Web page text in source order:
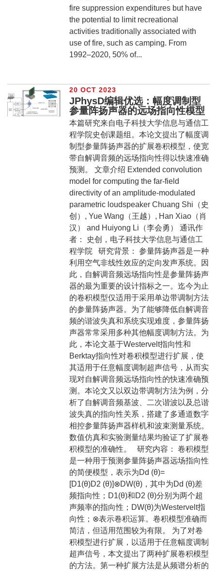
fire suppression expenditures but have
the potential to limit recreational
activities traditionally associated with
use of fire, such as camping. From
1992–2020, 50% of...
20 OCT 2023
JPhysD编辑优选：幅度调制型
参量阵扬声器的远场指向性模型
本篇研究来自电子科技大学信息与通信工
程学院史创课题组。本论文提出了幅度调
制型参量阵扬声器的扩展卷积模型，使宽
带自解调音频的远场指向性得以快速准确
预测。 文章介绍 Extended convolution
model for computing the far-field
directivity of an amplitude-modulated
parametric loudspeaker Chuang Shi（史
创）, Yue Wang（王越）, Han Xiao（肖
汉） and Huiyong Li（李会勇） 通讯作
者： 史创，电子科技大学信息与通信工
程学院 研究背景： 参量阵扬声器是一种
利用空气非线性效应的定向发声系统。因
此，自解调音频远场指向性是参量阵扬声
器的最为重要的设计指标之一。迄今为止
的卷积模型仅适用于采用单边带调制方法
的参量阵扬声器。为了能够降低自解调音
频的谐波失真和系统实现难度，参量阵扬
声器常常采用多种其他幅度调制方法。为
此，本论文基于Westervelt指向性和
Berktay指向性对卷积模型进行扩展，使
其适用于任意幅度调制超声信号，从而实
现对自解调音频远场指向性的快速准确预
测。本论文又以双边带调制方法为例，分
析了自解调音频基波、二次谐波以及总谐
波失真的指向性关系，搭建了多通道数字
相控参量阵扬声器样机和波束测量系统。
数值仿真和实验测量结果均验证了扩展卷
积模型的准确性。 研究内容： 卷积模型
是一种用于预测参量阵扬声器远场指向性
的简便模型，表示为Dd (θ)=
[D1(θ)D2 (θ)]⊗DW(θ)，其中为Dd (θ)差
频指向性；D1(θ)和D2 (θ)分别为两个超
声频率的指向性；DW(θ)为Westervelt指
向性；⊗表示卷积运算。卷积模型准确而
简洁，但适用范围较为有限。 为了对卷
积模型进行扩展，以适用于任意幅度调制
超声信号，本文提出了两种扩展卷积模型
的方法。第一种扩展方法是从频谱分析的